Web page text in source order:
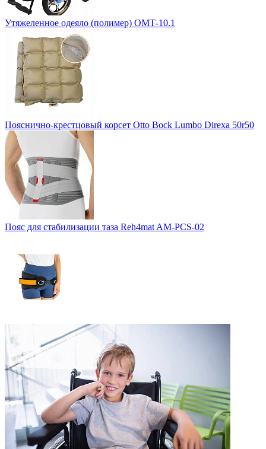
Утяжеленное одеяло (полимер) ОМТ-10.1
Пояснично-крестцовый корсет Otto Bock Lumbo Direxa 50r50
Пояс для стабилизации таза Reh4mat AM-PCS-02